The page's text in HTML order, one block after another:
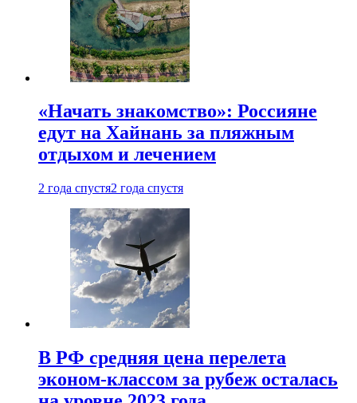
«Начать знакомство»: Россияне
едут на Хайнань за пляжным
отдыхом и лечением
2 года спустя2 года спустя
В РФ средняя цена перелета
эконом-классом за рубеж осталась